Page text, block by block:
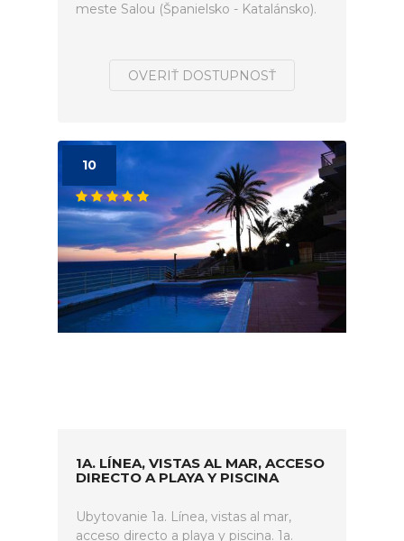
meste Salou (Španielsko - Katalánsko).
OVERIŤ DOSTUPNOSŤ
10
1A. LÍNEA, VISTAS AL MAR, ACCESO
DIRECTO A PLAYA Y PISCINA
Ubytovanie 1a. Línea, vistas al mar,
acceso directo a playa y piscina. 1a.